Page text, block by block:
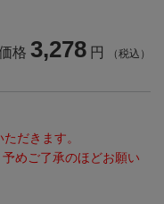
格 3,278 円 （税込）
だきます。
めご了承のほどお願い